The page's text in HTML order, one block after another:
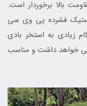
بالا برخوردار است.
فشرده پی وی سی
زیادی به استخر بادی
خواهد داشت و مناسب